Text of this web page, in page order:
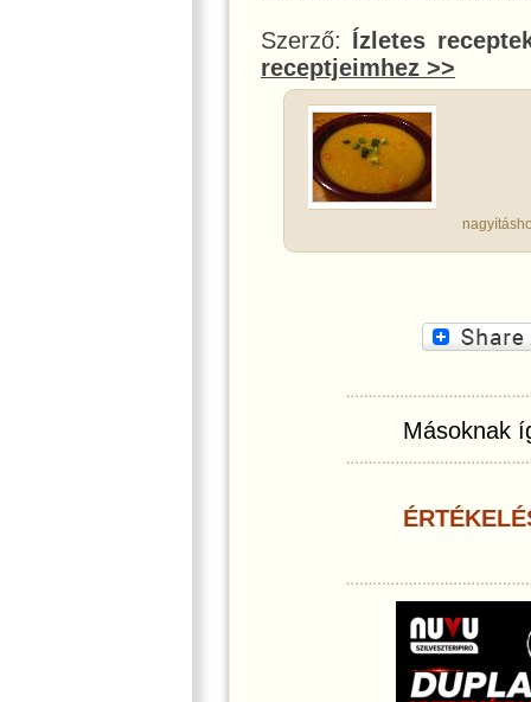
Szerző: Ízletes
receptjeimhez >>
Másoknak